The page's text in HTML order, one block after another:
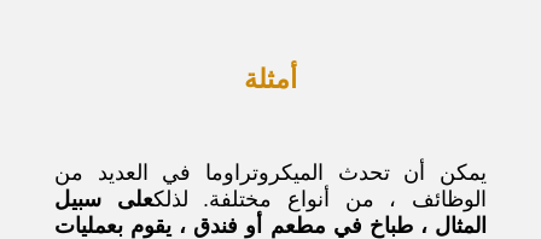
أمثلة
يمكن أن تحدث الميكروتراوما في العديد من
الوظائف ، من أنواع مختلفة. لذلكعلى سبيل
المثال ، طباخ في مطعم أو فندق ، يقوم بعمليات